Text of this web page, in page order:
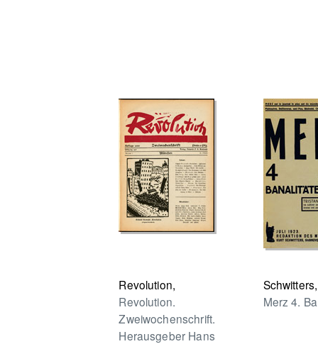
Revolution,
Revolution.
Zweiwochenschrift.
Herausgeber Hans
Merz 4.